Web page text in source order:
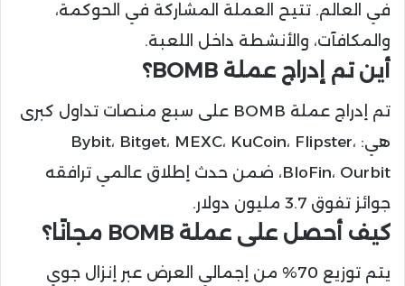
في العالم. تتيح العملة المشاركة في الحوكمة،
والمكافآت، والأنشطة داخل اللعبة.
أين تم إدراج عملة BOMB؟
تم إدراج عملة BOMB على سبع منصات تداول كبرى
هي: Bybit، Bitget، MEXC، KuCoin، Flipster،
BloFin، Ourbit، ضمن حدث إطلاق عالمي ترافقه
جوائز تفوق 3.7 مليون دولار.
كيف أحصل على عملة BOMB مجانًا؟
يتم توزيع 70% من إجمالي العرض عبر إنزال جوي